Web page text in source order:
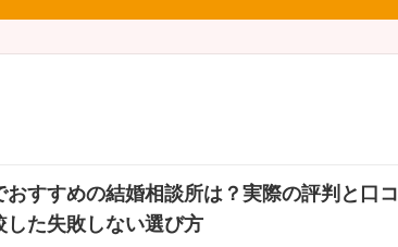
おすすめの結婚相談所は？実際の評判と口コ
した失敗しない選び方